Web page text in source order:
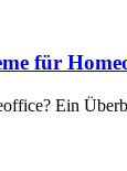
für
Ein